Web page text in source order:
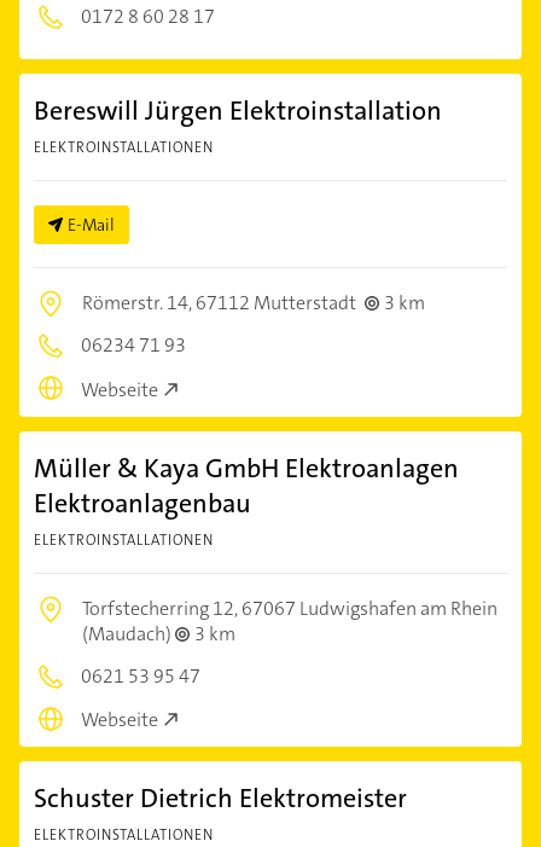
0172 8 60 28 17
Bereswill Jürgen Elektroinstallation
ELEKTROINSTALLATIONEN
E-Mail
Römerstr. 14,67112 Mutterstadt
3 km
06234 71 93
Webseite
Müller & Kaya GmbH Elektroanlagen
Elektroanlagenbau
ELEKTROINSTALLATIONEN
Torfstecherring 12,67067 Ludwigshafen am Rhein
(Maudach)
3 km
0621 53 95 47
Webseite
Schuster Dietrich Elektromeister
ELEKTROINSTALLATIONEN